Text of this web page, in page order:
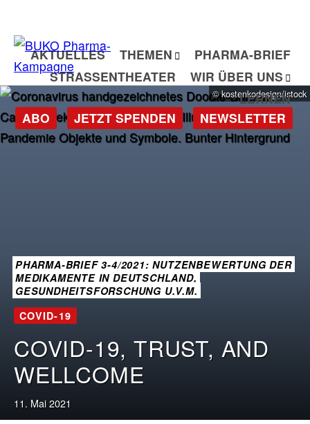
Inhalt
springenAKTUELLES THEMEN
PHARMA-BRIEF
STRASSENTHEATER
WIR ÜBER UNS
LERNEN
ABO
JETZT SPENDEN NEWSLETTER
© kostenkodesign/istock
PHARMA-BRIEF 3-4/2021: NUTZENBEWERTUNG DER
MEDIKAMENTE IN DEUTSCHLAND,
GESUNDHEITSFORSCHUNG U.V.M.
COVID-19
COVID-19, TRUST, AND
WELLCOME
11. Mai 2021